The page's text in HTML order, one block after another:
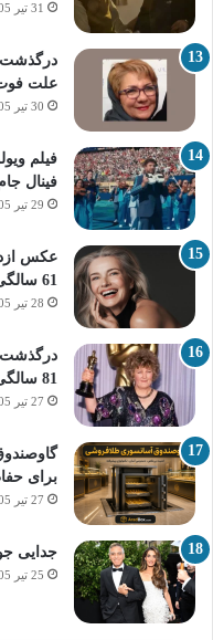
31 تیر 1405
درگذشت
علت
30 تیر 1405
فیلم
فینال جام
29 تیر 1405
عکس
61 سالگی + بیوگرافی
28 تیر 1405
درگذشت
81 سالگی
27 تیر 1405
برای
27 تیر 1405
جدایی
25 تیر 1405